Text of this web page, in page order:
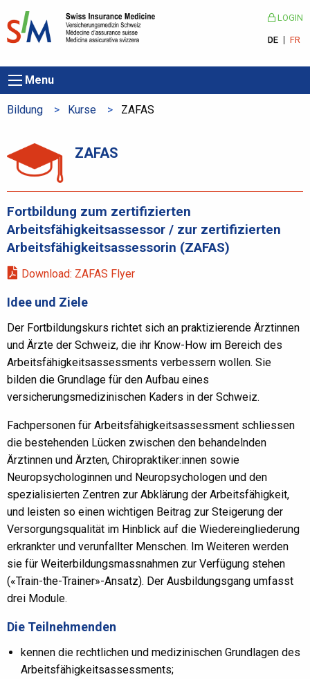
LOGIN
DE FR
Menu
Bildung Kurse Aktuelle Seite:
ZAFAS
ZAFAS
Fortbildung zum zertifizierten
Arbeitsfähigkeitsassessor / zur zertifizierten
Arbeitsfähigkeitsassessorin (ZAFAS)
Download: ZAFAS Flyer
Idee und Ziele
Der Fortbildungskurs richtet sich an praktizierende Ärztinnen
und Ärzte der Schweiz, die ihr Know-How im Bereich des
Arbeitsfähigkeitsassessments verbessern wollen. Sie
bilden die Grundlage für den Aufbau eines
versicherungsmedizinischen Kaders in der Schweiz.
Fachpersonen für Arbeitsfähigkeitsassessment schliessen
die bestehenden Lücken zwischen den behandelnden
Ärztinnen und Ärzten, Chiropraktiker:innen sowie
Neuropsychologinnen und Neuropsychologen und den
spezialisierten Zentren zur Abklärung der Arbeitsfähigkeit,
und leisten so einen wichtigen Beitrag zur Steigerung der
Versorgungsqualität im Hinblick auf die Wiedereingliederung
erkrankter und verunfallter Menschen. Im Weiteren werden
sie für Weiterbildungsmassnahmen zur Verfügung stehen
(«Train-the-Trainer»-Ansatz). Der Ausbildungsgang umfasst
drei Module.
Die Teilnehmenden
kennen die rechtlichen und medizinischen Grundlagen des
Arbeitsfähigkeitsassessments;